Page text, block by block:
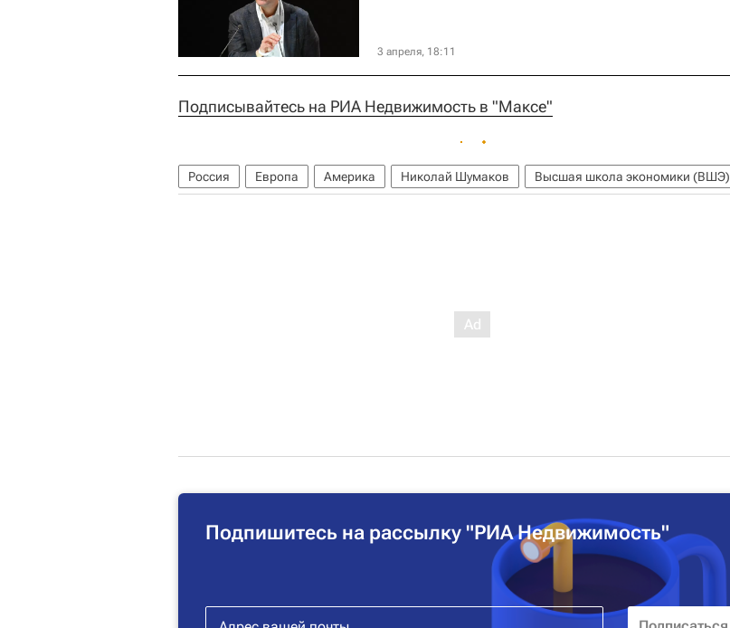
3 апреля, 18:11
Подписывайтесь на РИА Недвижимость в "Максе"
Россия Европа Америка Николай Шумаков Высшая школа экономики (ВШЭ)
Подпишитесь на рассылку "РИА Недвижимость"